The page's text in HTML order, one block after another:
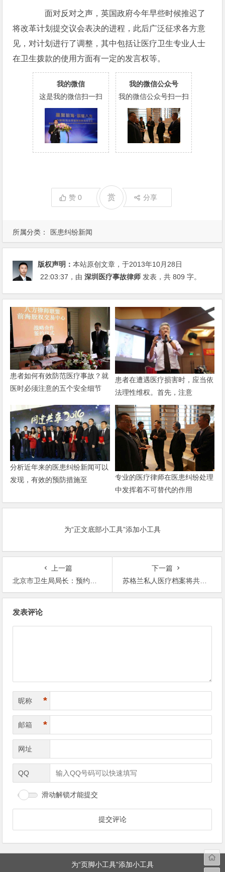
所属分类： 医患纠纷新闻
面对反对之声，英国政府今年早些时候推迟了
将改革计划提交议会表决的进程，此后广泛征求各方意
见，对计划进行了调整，其中包括让医疗卫生专业人士
在卫生拨款的使用方面有一定的发言权等。
我的微信
这是我的微信扫一扫
我的微信公众号
我的微信公众号扫一扫
赞0 赏 分享
版权声明：本站原创文章，于2013年10月28日
22:03:37 ，由深圳医疗事故律师 发表，共 809 字。
患者如何有效防范医疗事故？就
医时必须注意的五个安全细节
患者在遭遇医疗损害时，应当依
法理性维权。首先，注意
分析近年来的医患纠纷新闻可以
发现，有效的预防措施至
专业的医疗律师在医患纠纷处理
中发挥着不可替代的作用
为“正文底部小工具”添加小工具
上一篇
北京市卫生局局长：预约挂号约80%的号源被废置 – 医疗动态 – 深圳医疗纠纷律师
下一篇
苏格兰私人医疗档案将共享 – 医疗动态 – 深圳医疗纠纷律师
发表评论
昵称 *
邮箱 *
网址
QQ
滑动解锁才能提交
为“页脚小工具”添加小工具